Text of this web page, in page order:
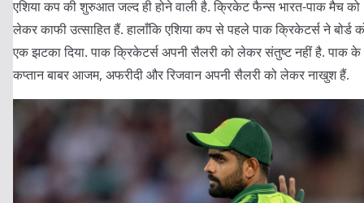
एशिया कप की शुरुआत जल्द ही होने वाली है. क्रिकेट फैन्स भारत-पाक मैच को
लेकर काफी उत्साहित हैं. हालाँकि एशिया कप से पहले पाक क्रिकेटर्स ने बोर्ड
एक झटका दिया. पाक क्रिकेटर्स अपनी सैलरी को लेकर संतुष्ट नहीं है. पाक के
कप्तान बाबर आजम, अफरीदी और रिजवान अपनी सैलरी को लेकर नाखुश हैं.